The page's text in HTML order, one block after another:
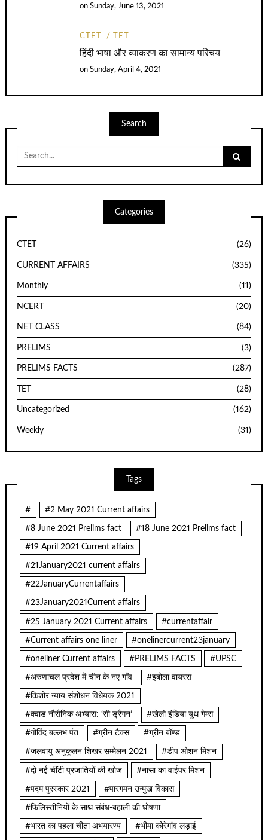
onSunday, June 13, 2021
CTET TET
हिंदी भाषा और व्याकरण का सामान्य परिचय
onSunday, April 4, 2021
Search
Search
for:
Categories
CTET (26)
CURRENT AFFAIRS (335)
Monthly (11)
NCERT (20)
NET CLASS (84)
PRELIMS (3)
PRELIMS FACTS (287)
TET (28)
Uncategorized (162)
Weekly (31)
Tags
# #2 May 2021 Current affairs
#8 June 2021 Prelims fact #18 June 2021 Prelims fact
#19 April 2021 Current affairs
#21January2021 current affairs
#22JanuaryCurrentaffairs
#23January2021Current affairs
#25 January 2021 Current affairs #currentaffair
#Current affairs one liner #onelinercurrent23january
#oneliner Current affairs #PRELIMS FACTS #UPSC
#अरुणाचल प्रदेश में चीन के नए गाँव #इबोला वायरस
#किशोर न्याय संशोधन विधेयक 2021
#क्वाड नौसैनिक अभ्यास: ‘सी ड्रैगन’ #खेलो इंडिया यूथ गेम्स
#गोविंद बल्लभ पंत #ग्रीन टैक्स #ग्रीन बॉण्ड
#जलवायु अनुकूलन शिखर सम्मेलन 2021 #डीप ओशन मिशन
#दो नई चींटी प्रजातियों की खोज #नासा का वाईपर मिशन
#पद्म पुरस्कार 2021 #पारगमन उन्मुख विकास
#फिलिस्तीनियों के साथ संबंध-बहाली की घोषणा
#भारत का पहला चीता अभयारण्य #भीमा कोरेगांव लड़ाई